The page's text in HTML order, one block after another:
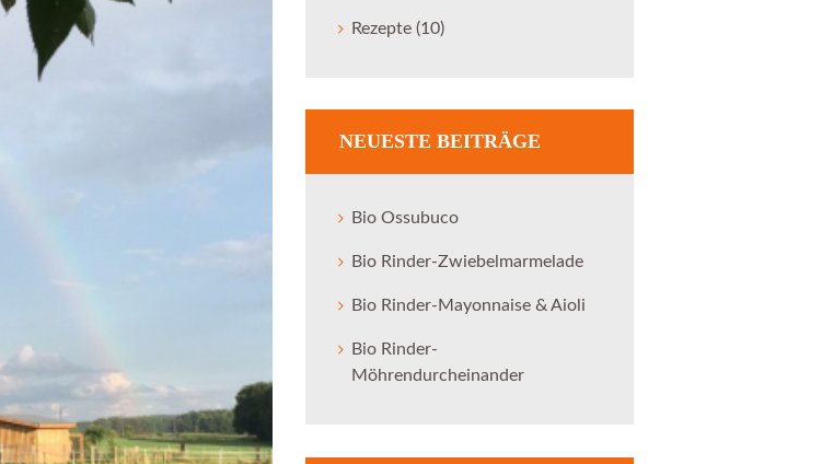
Next item
Fotomodell für unser
Rezepte(10)
NEUESTE BEITRÄGE
Bio Ossubuco
Bio Rinder-Zwiebelmarmelade
Bio Rinder-Mayonnaise & Aioli
Bio Rinder-
Möhrendurcheinander